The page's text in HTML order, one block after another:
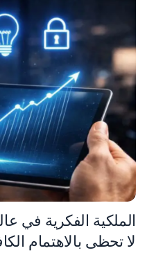
الملكية الفكرية في
لا تحظى بالاهتمام